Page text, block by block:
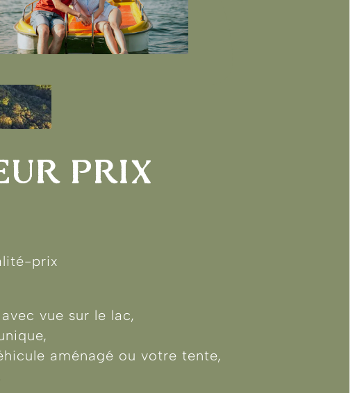
PRIX
prix
vue sur le lac,
aménagé ou votre tente,